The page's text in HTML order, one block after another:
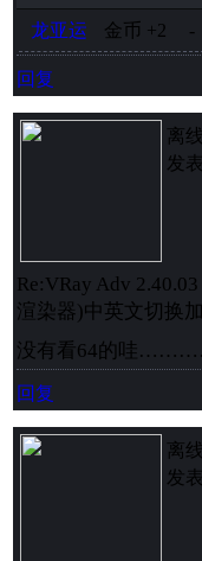
龙亚运 金币 +2 -
回复
离线
发
Re:VRay Adv
渲染器)中英文切换
没有看64的哇
回复
离线
发